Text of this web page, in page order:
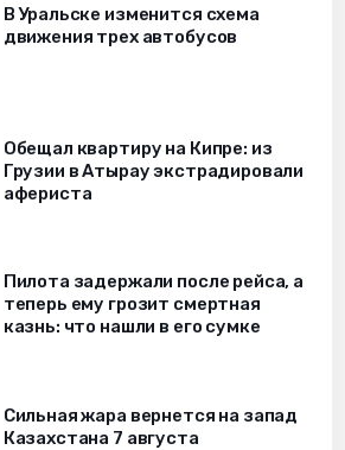
В Уральске изменится схема
движения трех автобусов
Обещал квартиру на Кипре: из
Грузии в Атырау экстрадировали
афериста
Пилота задержали после рейса, а
теперь ему грозит смертная
казнь: что нашли в его сумке
Сильная жара вернется на запад
Казахстана 7 августа